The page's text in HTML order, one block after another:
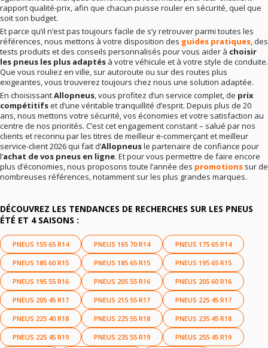
rapport qualité-prix, afin que chacun puisse rouler en sécurité, quel que
soit son budget.
Et parce qu’il n’est pas toujours facile de s’y retrouver parmi toutes les
références, nous mettons à votre disposition des guides pratiques, des
tests produits et des conseils personnalisés pour vous aider à choisir
les pneus les plus adaptés à votre véhicule et à votre style de conduite.
Que vous rouliez en ville, sur autoroute ou sur des routes plus
exigeantes, vous trouverez toujours chez nous une solution adaptée.
En choisissantAllopneus, vous profitez d’un service complet, de prix
compétitifset d’une véritable tranquillité d’esprit. Depuis plus de 20
ans, nous mettons votre sécurité, vos économies et votre satisfaction au
centre de nos priorités. C’est cet engagement constant – salué par nos
clients et reconnu par les titres de meilleur e-commerçant et meilleur
service-client 2026 qui fait d’Allopneusle partenaire de confiance pour
l’achat de vos pneus en ligne. Et pour vous permettre de faire encore
plus d’économies, nous proposons toute l’année des promotions sur de
nombreuses références, notamment sur les plus grandes marques.
DÉCOUVREZ LES TENDANCES DE RECHERCHES SUR LES PNEUS
ÉTÉ ET 4 SAISONS :
PNEUS 155 65 R14 PNEUS 165 70 R14 PNEUS 175 65 R14
PNEUS 185 60 R15 PNEUS 185 65 R15 PNEUS 195 65 R15
PNEUS 195 55 R16 PNEUS 205 55 R16 PNEUS 205 60 R16
PNEUS 205 45 R17 PNEUS 215 55 R17 PNEUS 225 45 R17
PNEUS 225 40 R18 PNEUS 225 55 R18 PNEUS 235 45 R18
PNEUS 225 45 R19 PNEUS 235 55 R19 PNEUS 255 45 R19